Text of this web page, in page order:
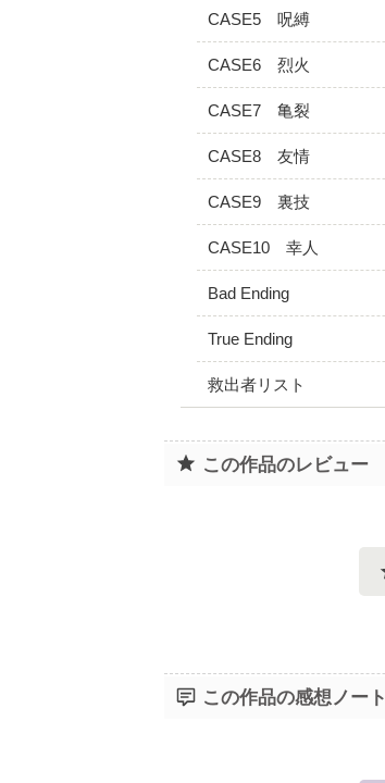
CASE5 呪縛
CASE6 烈火
CASE7 亀裂
CASE8 友情
CASE9 裏技
CASE10 幸人
Bad Ending
True Ending
救出者リスト
この作品のレビュー
この作品の感想ノート